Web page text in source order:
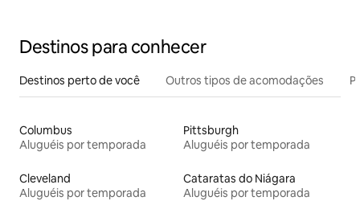
Destinos para conhecer
Destinos perto de você Outros tipos de acomodações
Columbus
Aluguéis por temporada
Pittsburgh
Aluguéis por temporada
Cleveland
Aluguéis por temporada
Cataratas do Niágara
Aluguéis por temporada